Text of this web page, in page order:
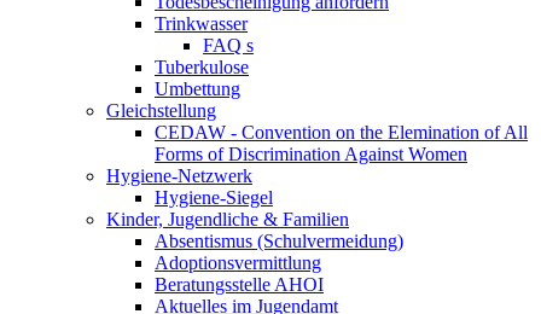
Trinkwasser
FAQ s
Tuberkulose
Umbettung
Gleichstellung
CEDAW - Convention on the Elemination of All
Forms of Discrimination Against Women
Hygiene-Netzwerk
Hygiene-Siegel
Kinder, Jugendliche & Familien
Absentismus (Schulvermeidung)
Adoptionsvermittlung
Beratungsstelle AHOI
Aktuelles im Jugendamt